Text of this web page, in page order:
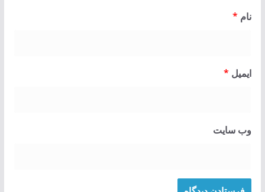
نام *
ایمیل *
وب‌ سایت